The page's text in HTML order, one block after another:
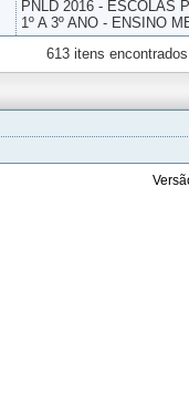
PNLD 2016 - ESCOLAS
1º A 3º ANO - ENSINO
613 itens